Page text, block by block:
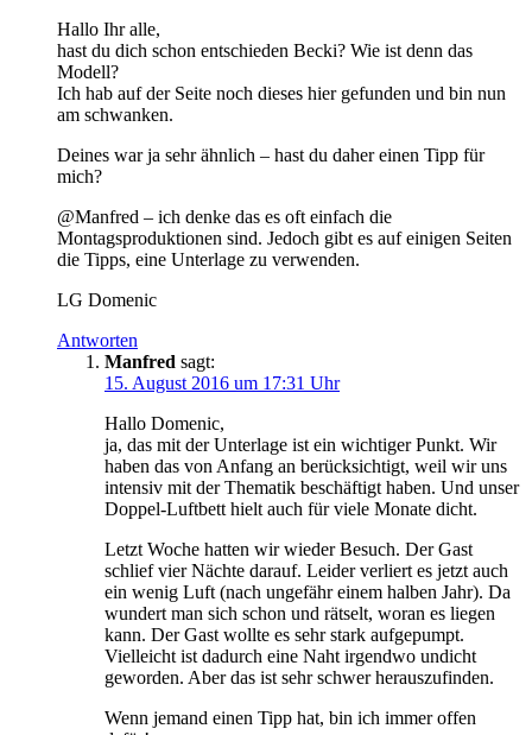
Hallo Ihr alle,
hast du dich schon entschieden Becki? Wie ist denn das
Modell?
Ich hab auf der Seite noch dieses hier gefunden und bin nun
am schwanken.
Deines war ja sehr ähnlich – hast du daher einen Tipp für
mich?
@Manfred – ich denke das es oft einfach die
Montagsproduktionen sind. Jedoch gibt es auf einigen Seiten
die Tipps, eine Unterlage zu verwenden.
LG Domenic
Antworten
Manfred sagt:
15. August 2016 um 17:31 Uhr
Hallo Domenic,
ja, das mit der Unterlage ist ein wichtiger Punkt. Wir
haben das von Anfang an berücksichtigt, weil wir uns
intensiv mit der Thematik beschäftigt haben. Und unser
Doppel-Luftbett hielt auch für viele Monate dicht.
Letzt Woche hatten wir wieder Besuch. Der Gast
schlief vier Nächte darauf. Leider verliert es jetzt auch
ein wenig Luft (nach ungefähr einem halben Jahr). Da
wundert man sich schon und rätselt, woran es liegen
kann. Der Gast wollte es sehr stark aufgepumpt.
Vielleicht ist dadurch eine Naht irgendwo undicht
geworden. Aber das ist sehr schwer herauszufinden.
Wenn jemand einen Tipp hat, bin ich immer offen